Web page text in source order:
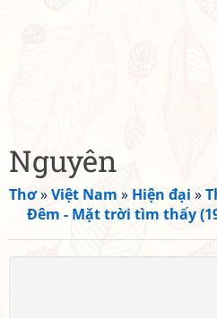
Nguyên
Thơ»Việt Nam » Hiện đại »
Đêm - Mặt trời tìm thấy